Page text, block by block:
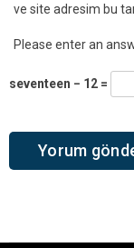
ve site adresim bu
Please enter an
seventeen − 12 =